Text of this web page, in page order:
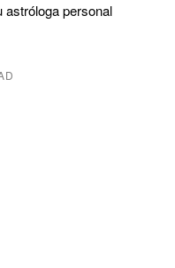
astróloga personal